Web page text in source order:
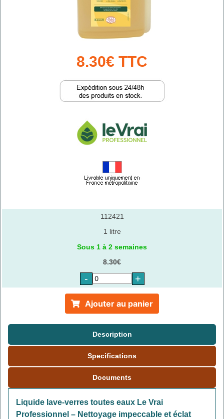
8.30€ TTC
112421
1 litre
Sous 1 à 2 semaines
8.30€
- +
Ajouter au panier
Description
Specifications
Documents
Liquide lave-verres toutes eaux Le Vrai
Professionnel – Nettoyage impeccable et éclat